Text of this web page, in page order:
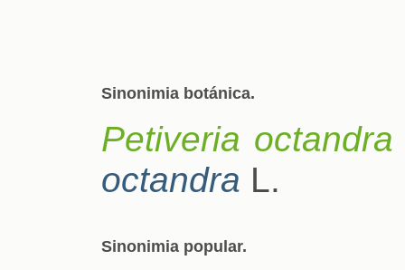
Sinonimia botánica.
Petiveria octandra
octandra L.
Sinonimia popular.